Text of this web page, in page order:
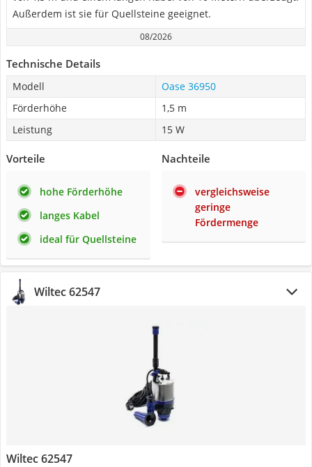
Außerdem ist sie für Quellsteine geeignet.
08/2026
Technische Details
Modell
Oase 36950
Förderhöhe
1,5 m
Leistung
15 W
Vorteile
hohe Förderhöhe
langes Kabel
ideal für Quellsteine
Nachteile
vergleichsweise
geringe
Fördermenge
Wiltec 62547
Wiltec 62547